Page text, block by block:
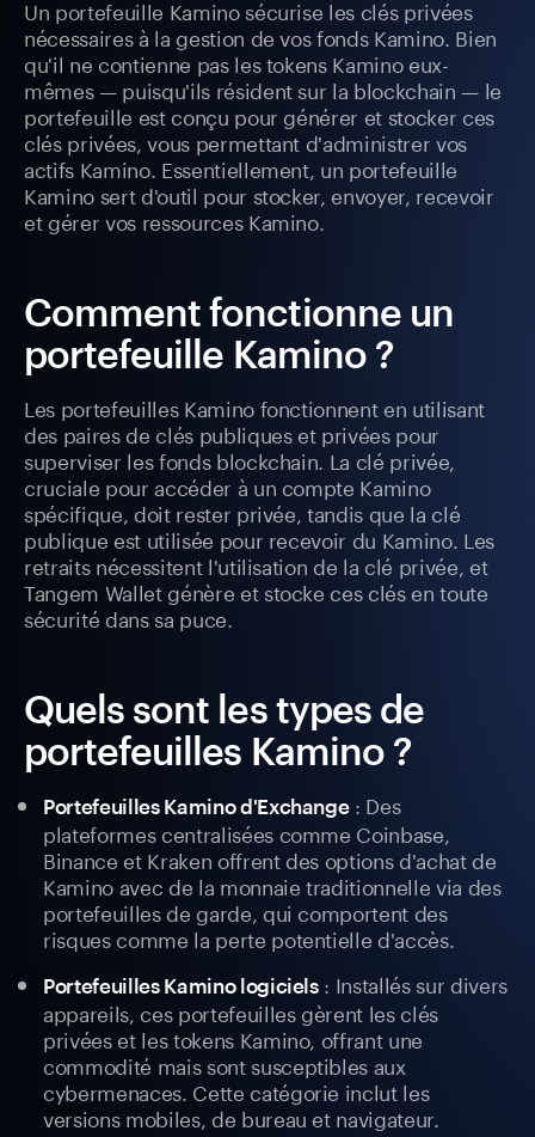
Un portefeuille Kamino sécurise les clés privées
nécessaires à la gestion de vos fonds Kamino. Bien
qu'il ne contienne pas les tokens Kamino eux-
mêmes — puisqu'ils résident sur la blockchain — le
portefeuille est conçu pour générer et stocker ces
clés privées, vous permettant d'administrer vos
actifs Kamino. Essentiellement, un portefeuille
Kamino sert d'outil pour stocker, envoyer, recevoir
et gérer vos ressources Kamino.
Comment fonctionne un
portefeuille Kamino ?
Les portefeuilles Kamino fonctionnent en utilisant
des paires de clés publiques et privées pour
superviser les fonds blockchain. La clé privée,
cruciale pour accéder à un compte Kamino
spécifique, doit rester privée, tandis que la clé
publique est utilisée pour recevoir du Kamino. Les
retraits nécessitent l'utilisation de la clé privée, et
Tangem Wallet génère et stocke ces clés en toute
sécurité dans sa puce.
Quels sont les types de
portefeuilles Kamino ?
Portefeuilles Kamino d'Exchange: Des
plateformes centralisées comme Coinbase,
Binance et Kraken offrent des options d'achat de
Kamino avec de la monnaie traditionnelle via des
portefeuilles de garde, qui comportent des
risques comme la perte potentielle d'accès.
Portefeuilles Kamino logiciels: Installés sur divers
appareils, ces portefeuilles gèrent les clés
privées et les tokens Kamino, offrant une
commodité mais sont susceptibles aux
cybermenaces. Cette catégorie inclut les
versions mobiles, de bureau et navigateur.